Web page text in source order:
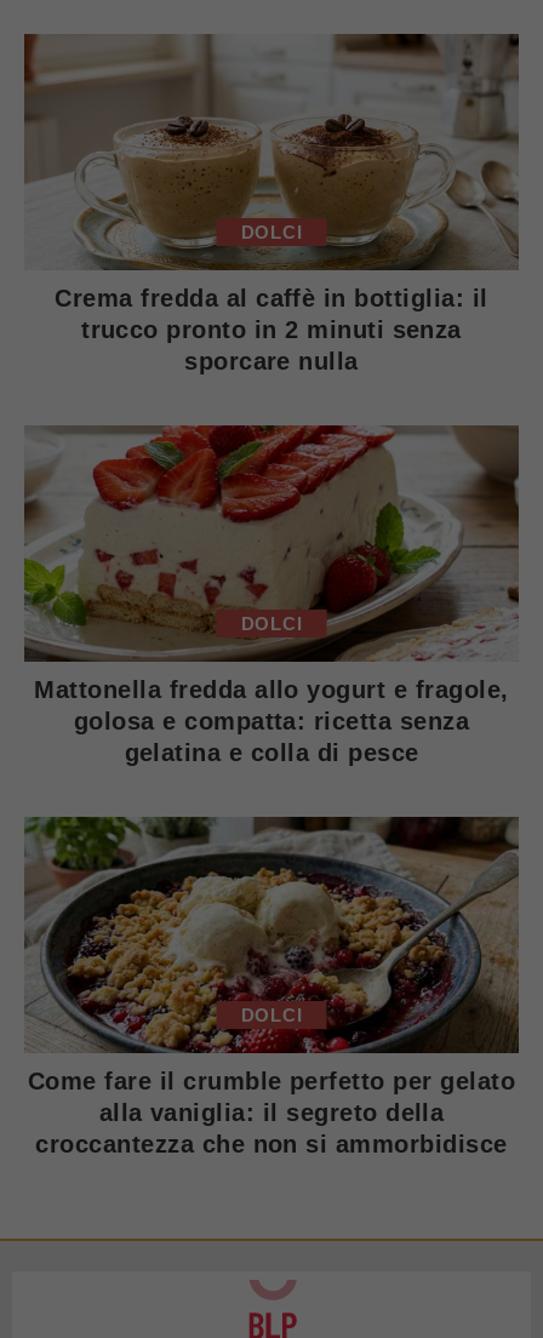
DOLCI
Crema fredda al caffè in bottiglia: il
trucco pronto in 2 minuti senza
sporcare nulla
DOLCI
Mattonella fredda allo yogurt e fragole,
golosa e compatta: ricetta senza
gelatina e colla di pesce
DOLCI
Come fare il crumble perfetto per gelato
alla vaniglia: il segreto della
croccantezza che non si ammorbidisce